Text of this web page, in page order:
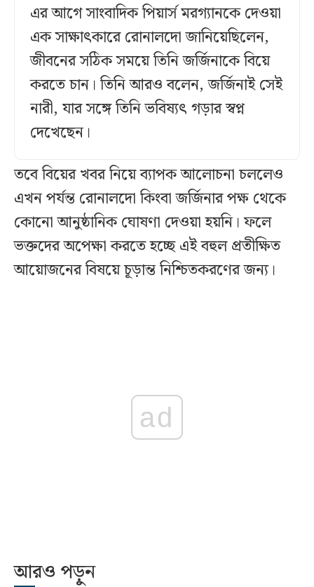
এর আগে সাংবাদিক পিয়ার্স মরগ্যানকে দেওয়া
এক সাক্ষাৎকারে রোনালদো জানিয়েছিলেন,
জীবনের সঠিক সময়ে তিনি জর্জিনাকে বিয়ে
করতে চান। তিনি আরও বলেন, জর্জিনাই সেই
নারী, যার সঙ্গে তিনি ভবিষ্যৎ গড়ার স্বপ্ন
দেখেছেন।
তবে বিয়ের খবর নিয়ে ব্যাপক আলোচনা চললেও
এখন পর্যন্ত রোনালদো কিংবা জর্জিনার পক্ষ থেকে
কোনো আনুষ্ঠানিক ঘোষণা দেওয়া হয়নি। ফলে
ভক্তদের অপেক্ষা করতে হচ্ছে এই বহুল প্রতীক্ষিত
আয়োজনের বিষয়ে চূড়ান্ত নিশ্চিতকরণের জন্য।
ad
আরও পড়ুন